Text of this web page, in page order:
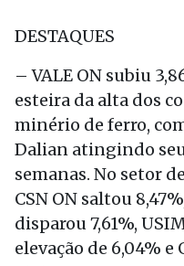
DESTAQUES
– VALE ON subiu
esteira da alta dos
minério de ferro,
Dalian atingindo
semanas. No setor
CSN ON saltou
disparou 7,61%,
elevação de 6,04% e